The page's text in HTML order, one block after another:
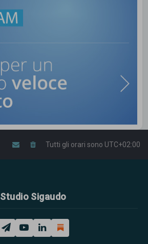
Tutti gli orari sono UTC+02:00
Studio Sigaudo